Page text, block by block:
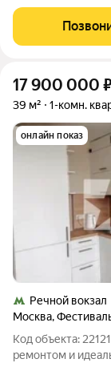
21 кв. м, а прoстоpнaя кухня 11 кв. м.
10 этaжe
17 900 000
39 м² 1-комн.
онлайн показ
Речной вокзал
Москва,
Код объекта:
ремонтом и